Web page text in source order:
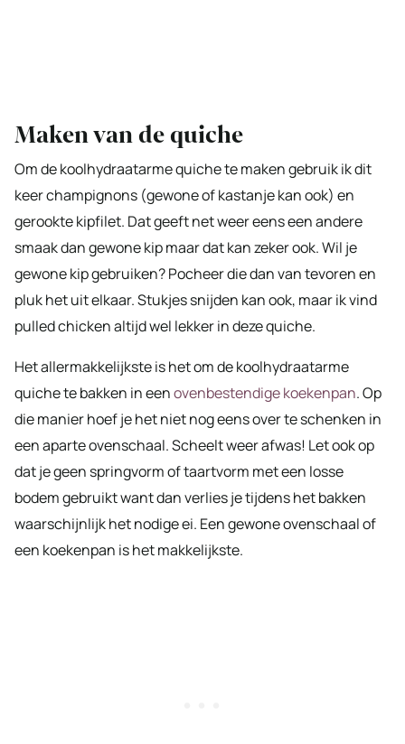
Maken van de quiche
Om de koolhydraatarme quiche te maken gebruik ik dit
keer champignons (gewone of kastanje kan ook) en
gerookte kipfilet. Dat geeft net weer eens een andere
smaak dan gewone kip maar dat kan zeker ook. Wil je
gewone kip gebruiken? Pocheer die dan van tevoren en
pluk het uit elkaar. Stukjes snijden kan ook, maar ik vind
pulled chicken altijd wel lekker in deze quiche.
Het allermakkelijkste is het om de koolhydraatarme
quiche te bakken in eenovenbestendige koekenpan. Op
die manier hoef je het niet nog eens over te schenken in
een aparte ovenschaal. Scheelt weer afwas! Let ook op
dat je geen springvorm of taartvorm met een losse
bodem gebruikt want dan verlies je tijdens het bakken
waarschijnlijk het nodige ei. Een gewone ovenschaal of
een koekenpan is het makkelijkste.